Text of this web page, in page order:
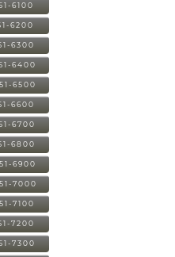
6100
6200
6300
6400
6500
6600
6700
6800
6900
7000
7100
7200
7300